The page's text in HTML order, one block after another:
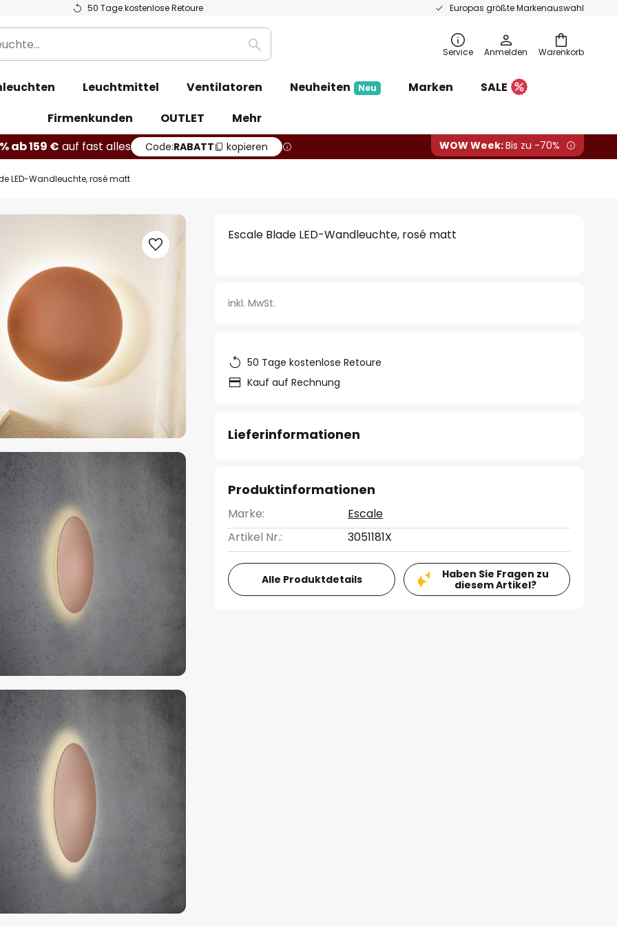
50 Tage kostenlose Retoure Europas größte Markenauswahl
Warenkorb
Suche Service Anmelden
Leuchtmittel Ventilatoren Neuheiten Neu Marken
SALE
Firmenkunden
OUTLET
Mehr
ab 159 € auf fast alles Code:RABATT kopieren WOW Week:Bis zu -70%
LED-Wandleuchte, rosé matt
Escale Blade LED-Wandleuchte, rosé matt
inkl. MwSt.
50 Tage kostenlose Retoure
Kauf auf Rechnung
Lieferinformationen
Produktinformationen
Marke:
Escale
Artikel Nr.:
3051181X
Alle Produktdetails
Haben Sie Fragen zu
diesem Artikel?